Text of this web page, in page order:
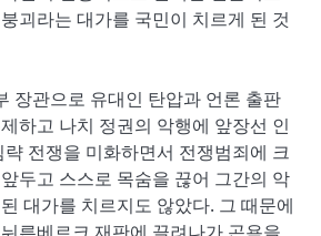
괴라는 대가를 국민이 치르게 된 것
장관으로 유대인 탄압과 언론 출판
하고 나치 정권의 악행에 앞장선 인
전쟁을 미화하면서 전쟁범죄에 크
두고 스스로 목숨을 끊어 그간의 악
대가를 치르지도 않았다. 그 때문에